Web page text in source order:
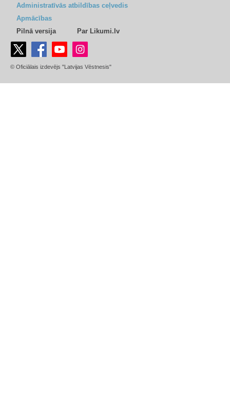
Administratīvās atbildības ceļvedis
Apmācības
Pilnā versija
Par Likumi.lv
© Oficiālais izdevējs "Latvijas Vēstnesis"